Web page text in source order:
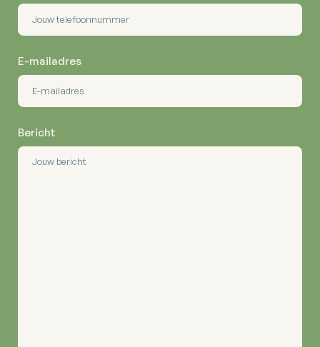
E-mailadres
Bericht